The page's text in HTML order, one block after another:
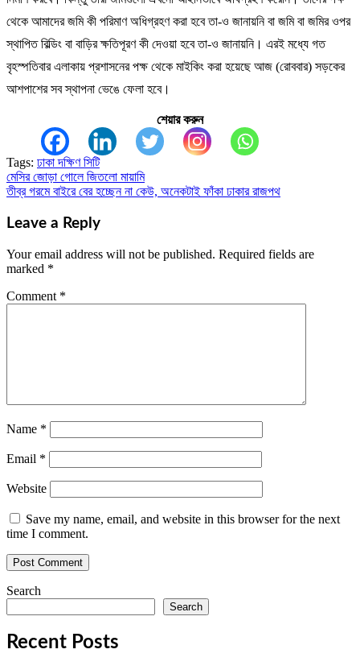
থেকে আমাদের জমি কী পরিমাণ অধিগ্রহণ করা হবে তা-ও জানায়নি বা জমি বা জমির ওপর
স্থাপিত বিল্ডিং বা বাড়ির ক্ষতিপূরণ কী দেওয়া হবে তা-ও জানায়নি। এরই মধ্যে গত
বৃহস্পতিবার এলাকায় প্রশাসনের পক্ষ থেকে মাইকিং করা হয়েছে আজ (রোববার) সড়কের
আশপাশের সব স্থাপনা ভেঙে ফেলা হবে।
শেয়ার করুন
Tags: ঢাকা দক্ষিণ সিটি
Post
navigation
মেসির জোড়া গোলে জিতলো মায়ামি
তীব্র গরমে বাইরে বের হচ্ছেন না কেউ, অনেকটাই ফাঁকা ঢাকার রাজপথ
Leave a Reply
Your email address will not be published. Required fields are
marked *
Comment *
Name *
Email *
Website
Save my name, email, and website in this browser for the next
time I comment.
Search
Search
Recent Posts